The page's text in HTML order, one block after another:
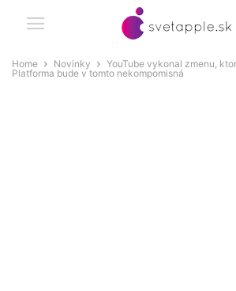
Home Novinky
YouTube vykonal zmenu,
Platforma bude v tomto nekompomisná